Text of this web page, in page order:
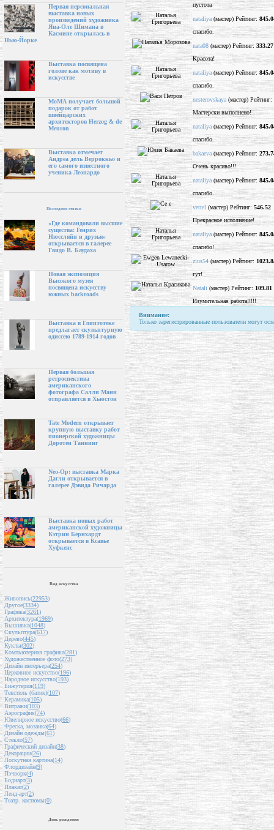
Первая персональная
выставка новых
произведений художника
Яна-Оле Шимана в
Касмине открылась в
Нью-Йорке
Выставка посвящена
голове как мотиву в
искусстве
МоМА получает большой
подарок от работ
швейцарских
архитекторов Herzog & de
Meuron
Выставка отмечает
Андреа дель Верроккьо и
его самого известного
ученика Леонардо
Последние статьи
«Где командовали высшие
существа: Генрих
Нюссляйн и друзья»
открывается в галерее
Гвидо В. Баудаха
Новая экспозиция
Высокого музея
посвящена искусству
южных backroads
Выставка в Глиптотеке
предлагает скульптурную
одиссею 1789-1914 годов
Первая большая
ретроспектива
американского
фотографа Салли Манн
отправляется в Хьюстон
Tate Modern открывает
крупную выставку работ
пионерской художницы
Доротеи Таннинг
Neo-Op: выставка Марка
Дагли открывается в
галерее Дэвида Ричарда
Выставка новых работ
американской художницы
Кэтрин Бернхардт
открывается в Ксавье
Хуфкенс
Вид искусства
Живопись(22953)
Другое(3334)
Графика(3261)
Архитектура(1969)
Вышивка(1048)
Скульптура(617)
Дерево(445)
Куклы(302)
Компьютерная графика(281)
Художественное фото(273)
Дизайн интерьера(254)
Церковное искусство(196)
Народное искусство(193)
Бижутерия(119)
Текстиль (батик)(107)
Керамика(105)
Витражи(103)
Аэрография(74)
Ювелирное искусство(66)
Фреска, мозаика(64)
Дизайн одежды(61)
Стекло(57)
Графический дизайн(38)
Декорации(26)
Лоскутная картина(14)
Флордизайн(9)
Пэчворк(4)
Бодиарт(3)
Плакат(2)
Ленд-арт(2)
Театр. костюмы(0)
День рождения
пустота
nataliya (мастер) Рейтинг:
спасибо.
nata08 (мастер) Рейтинг: 333.27
Красота!
nataliya (мастер) Рейтинг:
спасибо.
nesterovskaya (мастер) Рейтинг:
Мастерски выполнено!
nataliya (мастер) Рейтинг:
спасибо.
bakaeva (мастер) Рейтинг:
Очень красиво!!!
nataliya (мастер) Рейтинг:
спасибо.
vettel (мастер) Рейтинг: 546.52
Прекрасное исполнение!
nataliya (мастер) Рейтинг:
спасибо!
zius54 (мастер) Рейтинг:
гут!
Natali (мастер) Рейтинг: 109.81
Изумительная работа!!!!!
Внимание:
Только зарегистрированные пользователи могут